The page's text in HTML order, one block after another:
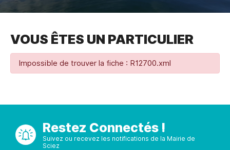
PORTDE PLAISANCE
MUSÉEDE PRÉHISTOIRE ET GÉOLOGIE
VOUS ÊTES UN PARTICULIER
Impossible de trouver la fiche : R12700.xml
Restez Connectés !
Suivez ou recevez les notifications de la Mairie de
Sciez